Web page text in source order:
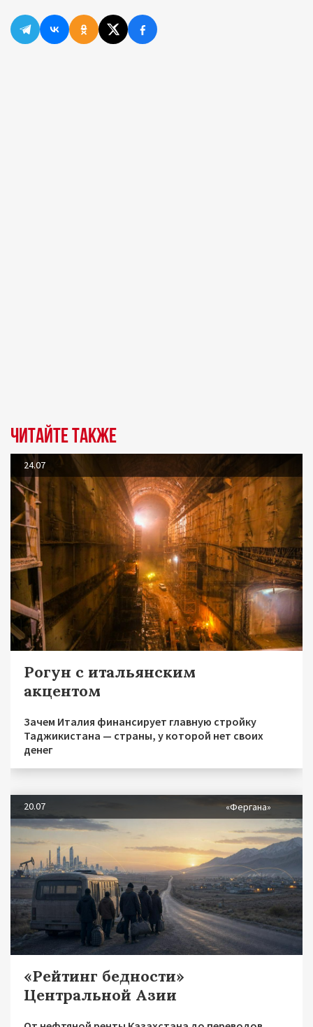
Читайте также
24.07
Рогун с итальянским
акцентом
Зачем Италия финансирует главную стройку
Таджикистана — страны, у которой нет своих
денег
20.07 «Фергана»
«Рейтинг бедности»
Центральной Азии